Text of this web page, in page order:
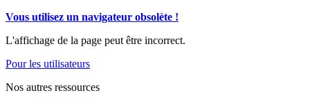
Vous utilisez un navigateur obsolète !
L'affichage de la page peut être incorrect.
Pour les utilisateurs
Nos autres ressources